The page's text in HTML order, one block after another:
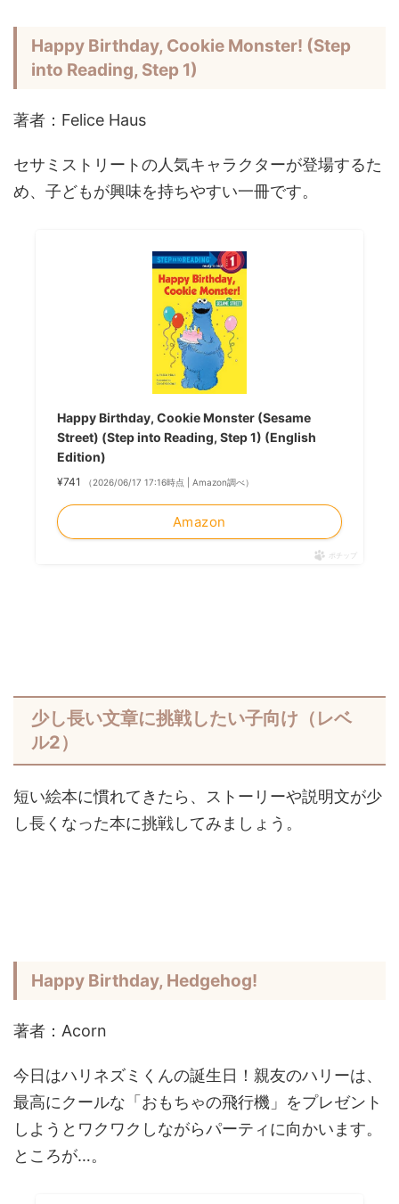
Happy Birthday, Cookie Monster! (Step
into Reading, Step 1)
著者：Felice Haus
セサミストリートの人気キャラクターが登場するた
め、子どもが興味を持ちやすい一冊です。
Happy Birthday, Cookie Monster (Sesame
Street) (Step into Reading, Step 1) (English
Edition)
¥741 （2026/06/17 17:16時点 | Amazon調べ）
Amazon
ポチップ
少し長い文章に挑戦したい子向け（レベ
ル2）
短い絵本に慣れてきたら、ストーリーや説明文が少
し長くなった本に挑戦してみましょう。
Happy Birthday, Hedgehog!
著者：Acorn
今日はハリネズミくんの誕生日！親友のハリーは、
最高にクールな「おもちゃの飛行機」をプレゼント
しようとワクワクしながらパーティに向かいます。
ところが…。